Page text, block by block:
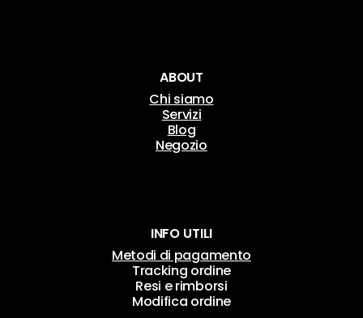
ABOUT
Chi siamo
Servizi
Blog
Negozio
INFO UTILI
Metodi di pagamento
Tracking ordine
Resi e rimborsi
Modifica ordine